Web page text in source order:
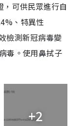
可供民眾進行自
、特異性
檢測新冠病毒變
毒。使用鼻拭子
+2